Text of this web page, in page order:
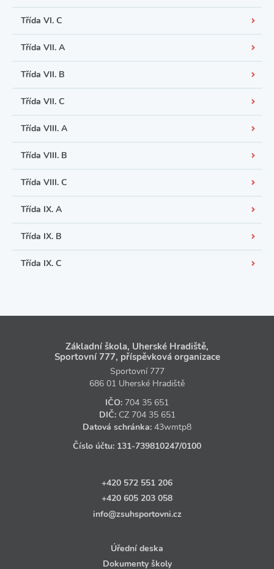
Třída VI. C
Třída VII. A
Třída VII. B
Třída VII. C
Třída VIII. A
Třída VIII. B
Třída VIII. C
Třída IX. A
Třída IX. B
Třída IX. C
Základní škola, Uherské Hradiště,
Sportovní 777, příspěvková organizace
Sportovní 777
686 01 Uherské Hradiště
IČO: 704 35 651
DIČ: CZ 704 35 651
Datová schránka: 43wmtp8
Číslo účtu: 131‑739810247/0100
+420 572 551 206
+420 605 203 058
info@zsuhsportovni.cz
Úřední deska
Dokumenty školy